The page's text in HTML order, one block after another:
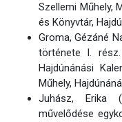
Szellemi Műhely,
és Könyvtár,
Groma, Gézáné
története I.
Hajdúnánási
Műhely,
Juhász, Erika
művelődése